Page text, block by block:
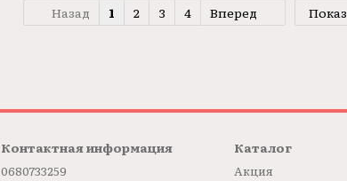
Назад 1 2 3 4 Вперед
Контактная информация
0680733259
Каталог
Акция